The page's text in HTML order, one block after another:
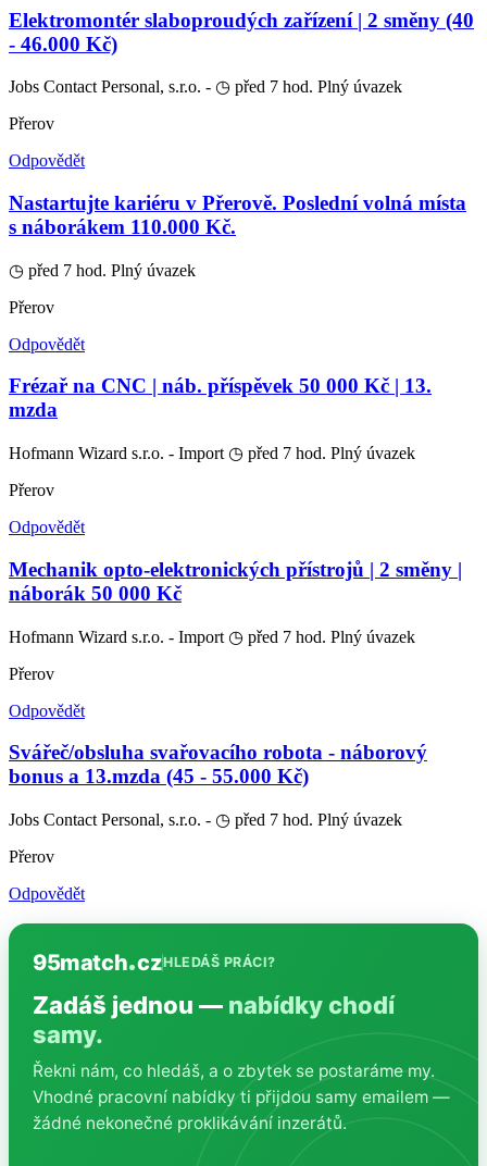
Elektromontér slaboproudých zařízení | 2 směny (40
- 46.000 Kč)
Jobs Contact Personal, s.r.o. - ◷ před 7 hod. Plný úvazek
Přerov
Odpovědět
Nastartujte kariéru v Přerově. Poslední volná místa
s náborákem 110.000 Kč.
◷ před 7 hod. Plný úvazek
Přerov
Odpovědět
Frézař na CNC | náb. příspěvek 50 000 Kč | 13.
mzda
Hofmann Wizard s.r.o. - Import ◷ před 7 hod. Plný úvazek
Přerov
Odpovědět
Mechanik opto-elektronických přístrojů | 2 směny |
náborák 50 000 Kč
Hofmann Wizard s.r.o. - Import ◷ před 7 hod. Plný úvazek
Přerov
Odpovědět
Svářeč/obsluha svařovacího robota - náborový
bonus a 13.mzda (45 - 55.000 Kč)
Jobs Contact Personal, s.r.o. - ◷ před 7 hod. Plný úvazek
Přerov
Odpovědět
95match czHLEDÁŠ PRÁCI?
Zadáš jednou — nabídky chodí
samy.
Řekni nám, co hledáš, a o zbytek se postaráme my.
Vhodné pracovní nabídky ti přijdou samy emailem —
žádné nekonečné proklikávání inzerátů.